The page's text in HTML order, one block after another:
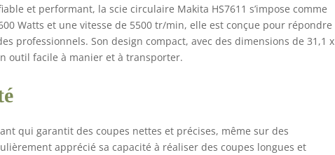
et performant, la scie circulaire Makita HS7611 s’impose comme
Watts et une vitesse de 5500 tr/min, elle est conçue pour répondre
professionnels. Son design compact, avec des dimensions de 31,1 x
outil facile à manier et à transporter.
qui garantit des coupes nettes et précises, même sur des
apprécié sa capacité à réaliser des coupes longues et